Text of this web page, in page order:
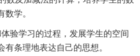
学。
验学习的过程，发展学生的空间
有条理地表达自己的思想。